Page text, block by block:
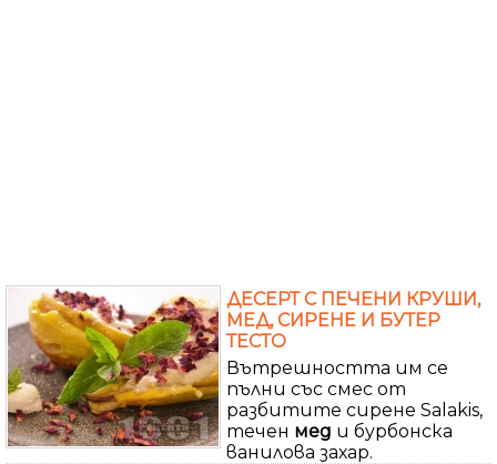
ДЕСЕРТ С ПЕЧЕНИ КРУШИ,
МЕД, СИРЕНЕ И БУТЕР
ТЕСТО
Вътрешността им се
пълни със смес от
разбитите сирене Salakis,
течен мед и бурбонска
ванилова захар.